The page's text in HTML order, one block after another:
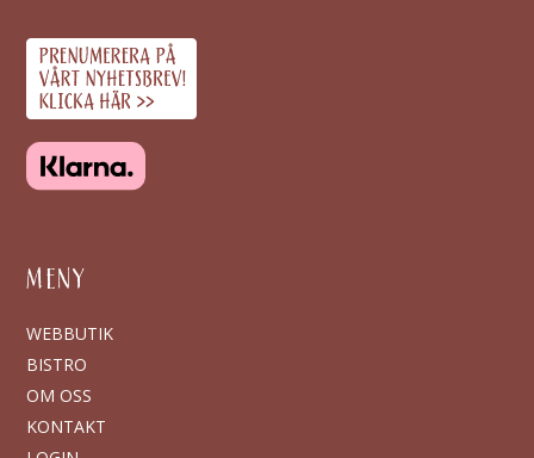
MENY
WEBBUTIK
BISTRO
OM OSS
KONTAKT